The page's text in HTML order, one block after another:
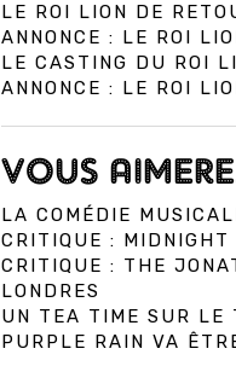
LE ROI LION DE
ANNONCE : LE ROI
LE CASTING DU ROI
ANNONCE : LE ROI
VOUS
LA COMÉDIE
CRITIQUE : MIDNIGHT
CRITIQUE : THE
LONDRES
UN TEA TIME SUR LE
PURPLE RAIN VA